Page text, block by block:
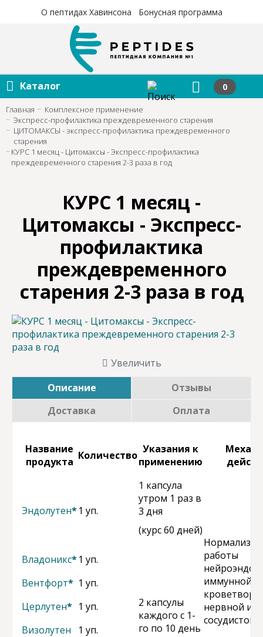
О пептидах Хавинсона Бонусная программа
Каталог 0
Главная
Комплексное применение
Экспресс-профилактика преждевременного старения
ЦИТОМАКСЫ - экспресс-профилактика преждевременного
старения
КУРС 1 месяц - Цитомаксы - Экспресс-профилактика
преждевременного старения 2-3 раза в год
КУРС 1 месяц -
Цитомаксы - Экспресс-
профилактика
преждевременного
старения 2-3 раза в год
Увеличить
Описание
Отзывы
Доставка
Оплата
Название
продукта Количество Указания к
применению
Эндолутен*1 уп.
1 капсула
утром 1 раз в
3 дня
(курс 60 дней)
работы
иммунной,
нервной и
сосудистой
Владоникс*1 уп.
2 капсулы
каждого с 1-
го по 10 день
Вентфорт* 1 уп.
Церлутен* 1 уп.
Визолутен
1 уп.